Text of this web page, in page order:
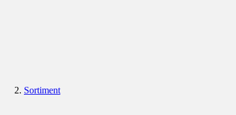
Sortiment